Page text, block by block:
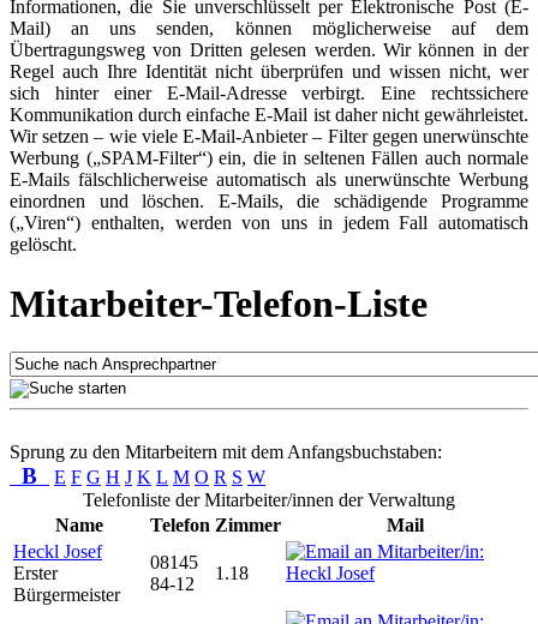
Informationen, die Sie unverschlüsselt per Elektronische Post (E-
Mail) an uns senden, können möglicherweise auf dem
Übertragungsweg von Dritten gelesen werden. Wir können in der
Regel auch Ihre Identität nicht überprüfen und wissen nicht, wer
sich hinter einer E-Mail-Adresse verbirgt. Eine rechtssichere
Kommunikation durch einfache E-Mail ist daher nicht gewährleistet.
Wir setzen – wie viele E-Mail-Anbieter – Filter gegen unerwünschte
Werbung („SPAM-Filter“) ein, die in seltenen Fällen auch normale
E-Mails fälschlicherweise automatisch als unerwünschte Werbung
einordnen und löschen. E-Mails, die schädigende Programme
(„Viren“) enthalten, werden von uns in jedem Fall automatisch
gelöscht.
Mitarbeiter-Telefon-Liste
Sprung zu den Mitarbeitern mit dem Anfangsbuchstaben:
B E F G H J K L M O R S W
Telefonliste der Mitarbeiter/innen der Verwaltung
Name
Telefon Zimmer
Mail
Heckl Josef
Erster
Bürgermeister
08145
84-12
1.18